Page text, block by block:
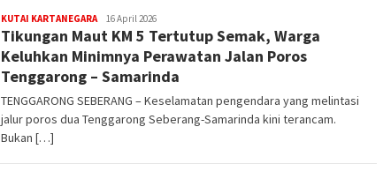
KUTAI KARTANEGARAeditoredaksi
16 April 2026
Tikungan Maut KM 5 Tertutup Semak, Warga
Keluhkan Minimnya Perawatan Jalan Poros
Tenggarong – Samarinda
TENGGARONG SEBERANG – Keselamatan pengendara yang melintasi
jalur poros dua Tenggarong Seberang-Samarinda kini terancam.
Bukan […]